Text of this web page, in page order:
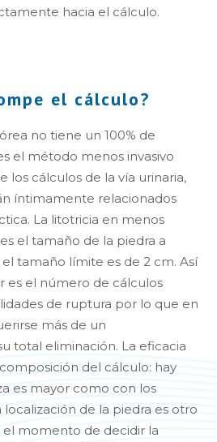
hacia el cálculo.
el cálculo?
no tiene un 100% de
el método menos invasivo
los cálculos de la vía urinaria,
íntimamente relacionados
La litotricia en menos
el tamaño de la piedra a
tamaño límite es de 2 cm. Así
es el número de cálculos
de ruptura por lo que en
más de un
total eliminación. La eficacia
del cálculo: hay
es mayor como con los
localización de la piedra es otro
momento de decidir la